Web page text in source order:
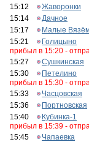
15:12
Жаворонки
15:14
Дачное
15:17
Малые
15:21
Голицыно
прибыл в 15:20 -
15:27
Сушкинская
15:30
Петелино
прибыл в 15:30 -
15:33
Часцовская
15:36
Портновская
15:40
Кубинка-1
прибыл в 15:39 -
15:45
Чапаевка